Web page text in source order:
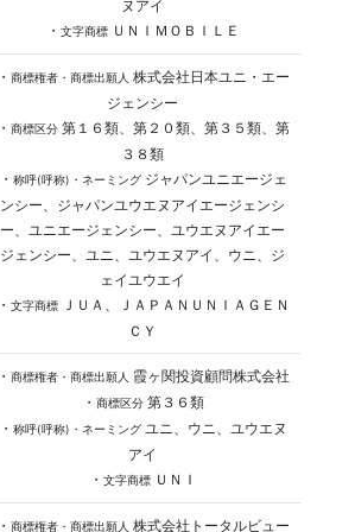
ヌアイ
・ 文字商標ＵＮＩＭＯＢＩＬＥ
・ 商標権者・商標出願人 株式会社日本ユニ・エー
ジェンシー
・ 商標区分第１６類、第２０類、第３５類、第
３８類
・ 称呼(呼称)・ネーミングジャパンユニエージェ
ンシー、ジャパンユウエヌアイエージェンシ
ー、ユニエージェンシー、ユウエヌアイエー
ジェンシー、ユニ、ユウエヌアイ、ウニ、ジ
ェイユウエイ
・ 文字商標ＪＵＡ、ＪＡＰＡＮＵＮＩＡＧＥＮ
ＣＹ
・ 商標権者・商標出願人
霞ヶ関投資顧問株式会社
・ 商標区分第３６類
・ 称呼(呼称)・ネーミングユニ、ウニ、ユウエヌ
アイ
・ 文字商標ＵＮＩ
・ 商標権者・商標出願人 株式会社トータルビュー